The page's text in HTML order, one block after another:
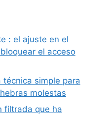
: el ajuste en el
el acceso
técnica simple para
molestas
filtrada que ha